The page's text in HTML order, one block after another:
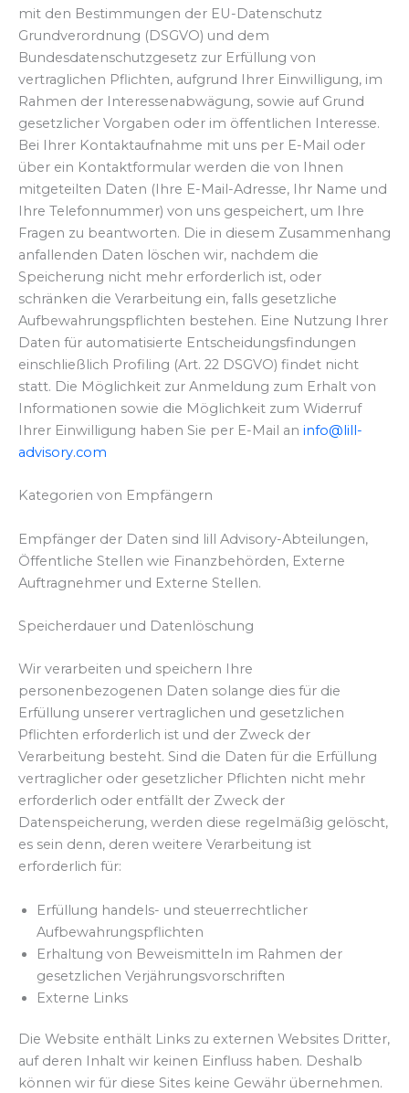
mit den Bestimmungen der EU-Datenschutz
Grundverordnung (DSGVO) und dem
Bundesdatenschutzgesetz zur Erfüllung von
vertraglichen Pflichten, aufgrund Ihrer Einwilligung, im
Rahmen der Interessenabwägung, sowie auf Grund
gesetzlicher Vorgaben oder im öffentlichen Interesse.
Bei Ihrer Kontaktaufnahme mit uns per E-Mail oder
über ein Kontaktformular werden die von Ihnen
mitgeteilten Daten (Ihre E-Mail-Adresse, Ihr Name und
Ihre Telefonnummer) von uns gespeichert, um Ihre
Fragen zu beantworten. Die in diesem Zusammenhang
anfallenden Daten löschen wir, nachdem die
Speicherung nicht mehr erforderlich ist, oder
schränken die Verarbeitung ein, falls gesetzliche
Aufbewahrungspflichten bestehen. Eine Nutzung Ihrer
Daten für automatisierte Entscheidungsfindungen
einschließlich Profiling (Art. 22 DSGVO) findet nicht
statt. Die Möglichkeit zur Anmeldung zum Erhalt von
Informationen sowie die Möglichkeit zum Widerruf
Ihrer Einwilligung haben Sie per E-Mail an info@lill-
advisory.com
Kategorien von Empfängern
Empfänger der Daten sind lill Advisory-Abteilungen,
Öffentliche Stellen wie Finanzbehörden, Externe
Auftragnehmer und Externe Stellen.
Speicherdauer und Datenlöschung
Wir verarbeiten und speichern Ihre
personenbezogenen Daten solange dies für die
Erfüllung unserer vertraglichen und gesetzlichen
Pflichten erforderlich ist und der Zweck der
Verarbeitung besteht. Sind die Daten für die Erfüllung
vertraglicher oder gesetzlicher Pflichten nicht mehr
erforderlich oder entfällt der Zweck der
Datenspeicherung, werden diese regelmäßig gelöscht,
es sein denn, deren weitere Verarbeitung ist
erforderlich für:
Erfüllung handels- und steuerrechtlicher
Aufbewahrungspflichten
Erhaltung von Beweismitteln im Rahmen der
gesetzlichen Verjährungsvorschriften
Externe Links
Die Website enthält Links zu externen Websites Dritter,
auf deren Inhalt wir keinen Einfluss haben. Deshalb
können wir für diese Sites keine Gewähr übernehmen.